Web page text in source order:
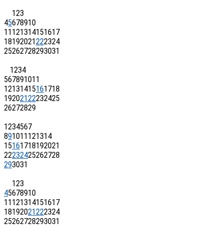
123
45678910
11 121314151617
18192021222324
25262728293031
1234
567891011
12131415161718
19202122232425
26272829
1234567
891011 121314
15161718192021
22232425262728
293031
123
45678910
11 121314151617
18192021222324
25262728293031